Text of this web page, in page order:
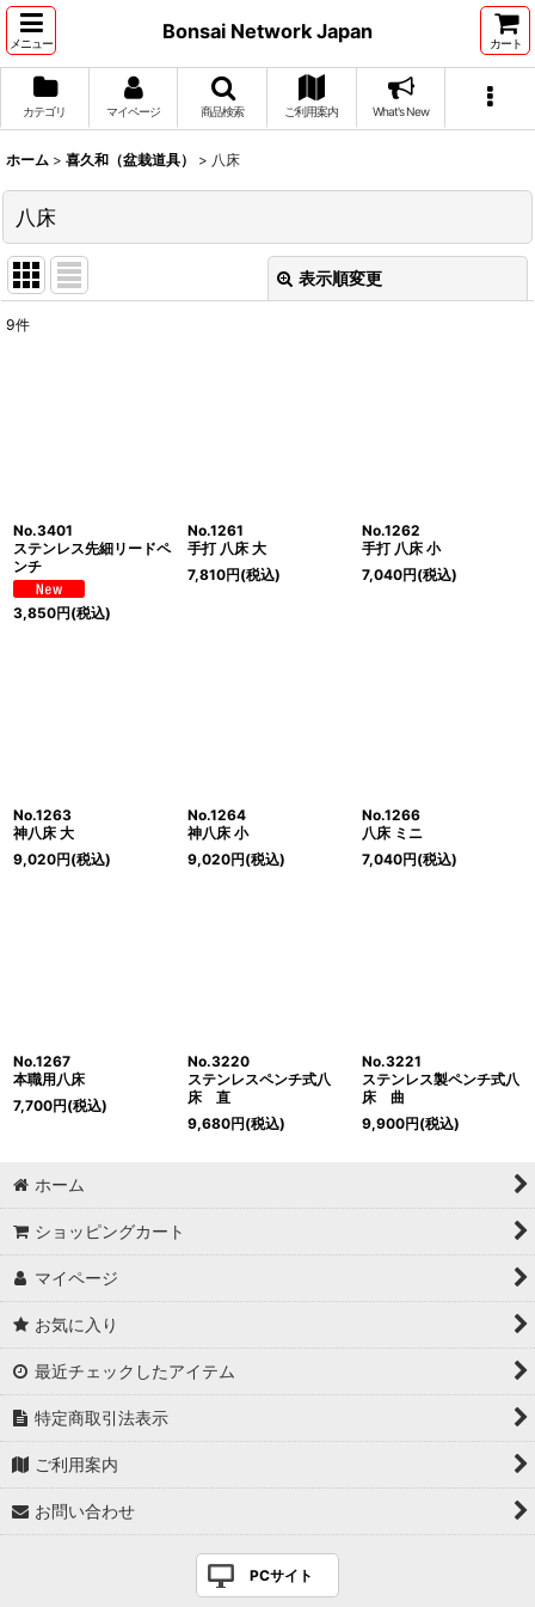
メニュー
Bonsai Network Japan
カート
カテゴリ マイページ 商品検索 ご利用案内 What's New
ホーム > 喜久和（盆栽道具） > 八床
八床
表示順変更
9件
No.3401
ステンレス先細リードペ
ンチ
3,850円(税込)
No.1261
手打 八床 大
7,810円(税込)
No.1262
手打 八床 小
7,040円(税込)
No.1263
神八床 大
9,020円(税込)
No.1264
神八床 小
9,020円(税込)
No.1266
八床 ミニ
7,040円(税込)
No.1267
本職用八床
7,700円(税込)
No.3220
ステンレスペンチ式八
床 直
9,680円(税込)
No.3221
ステンレス製ペンチ式八
床 曲
9,900円(税込)
ホーム
ショッピングカート
マイページ
お気に入り
最近チェックしたアイテム
特定商取引法表示
ご利用案内
お問い合わせ
PCサイト